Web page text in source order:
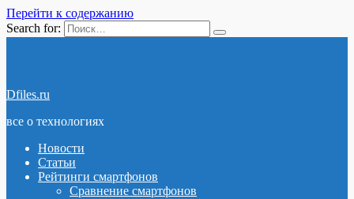
Перейти к содержанию
Search for:
Dfiles.ru
все о технологиях
Новости
Статьи
Рейтинги смартфонов
Сравнение смартфонов